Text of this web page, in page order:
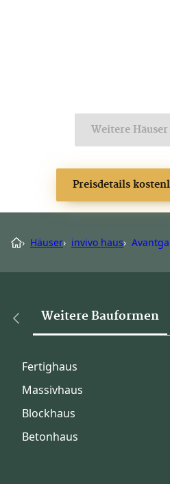
Weitere
Preisdetails
› Häuser› invivo haus›
Weitere Bauformen
Fertighaus
Massivhaus
Blockhaus
Betonhaus